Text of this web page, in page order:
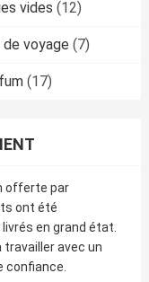
vides (12)
voyage (7)
(17)
offerte par
ont été
en grand état.
avec un
confiance.